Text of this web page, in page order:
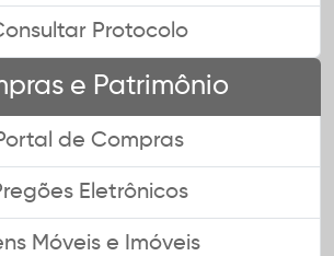
Protocolo
e Patrimônio
de Compras
Eletrônicos
Móveis e Imóveis